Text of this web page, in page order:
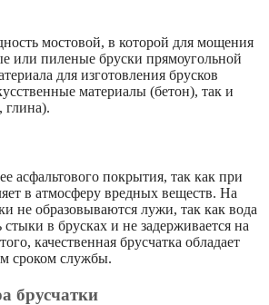
мостовой, в которой для мощения
или пиленые бруски прямоугольной
для изготовления брусков
материалы (бетон), так и
глина).
асфальтового покрытия, так как при
в атмосферу вредных веществ. На
не образовываются лужи, так как вода
стыки в брусках и не задерживается на
качественная брусчатка обладает
сроком службы.
брусчатки